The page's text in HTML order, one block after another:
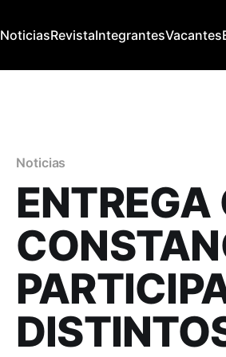
NoticiasRevistaIntegrantesVacantes
Noticias